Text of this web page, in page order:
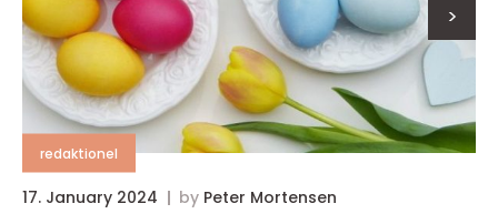
redaktionel
17. January 2024 by Peter Mortensen
>